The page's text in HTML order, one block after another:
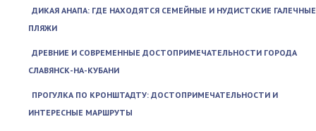
ДИКАЯ АНАПА: ГДЕ НАХОДЯТСЯ СЕМЕЙНЫЕ И НУДИСТСКИЕ ГАЛЕЧНЫЕ
ПЛЯЖИ
ДРЕВНИЕ И СОВРЕМЕННЫЕ ДОСТОПРИМЕЧАТЕЛЬНОСТИ ГОРОДА
СЛАВЯНСК-НА-КУБАНИ
ПРОГУЛКА ПО КРОНШТАДТУ: ДОСТОПРИМЕЧАТЕЛЬНОСТИ И
ИНТЕРЕСНЫЕ МАРШРУТЫ